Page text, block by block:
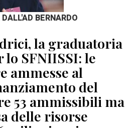
BERNARDO
la graduatoria
SFNIISSI: le
ammesse al
del
53 ammissibili ma
delle risorse